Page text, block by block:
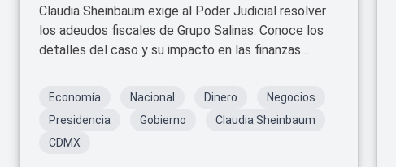
Claudia Sheinbaum exige al Poder Judicial resolver
los adeudos fiscales de Grupo Salinas. Conoce los
detalles del caso y su impacto en las finanzas
Economía Nacional Dinero
Negocios
Presidencia
Gobierno
Claudia Sheinbaum
CDMX